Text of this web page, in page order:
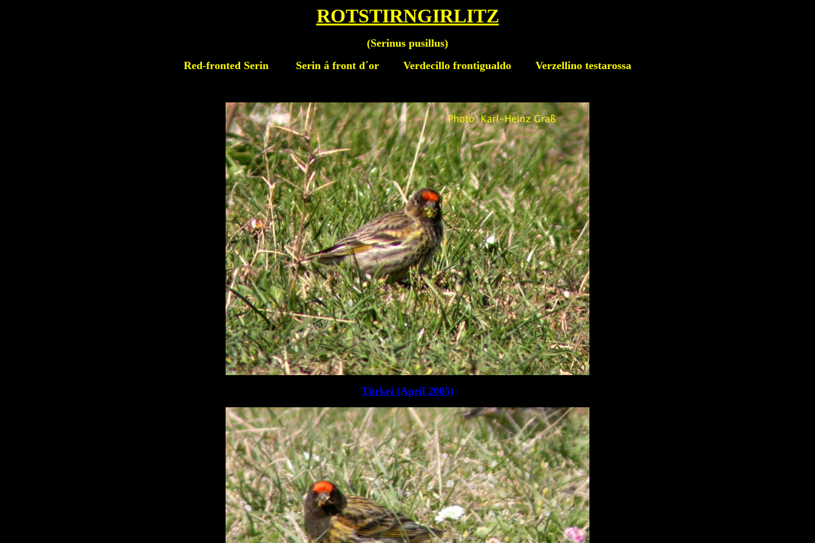
ROTSTIRNGIRLITZ
(Serinus pusillus)
Red-fronted Serin
Serin á front d´or Verdecillo frontigualdo Verzellino testarossa
Türkei (April 2005)